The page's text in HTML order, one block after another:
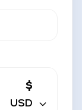
$
USD